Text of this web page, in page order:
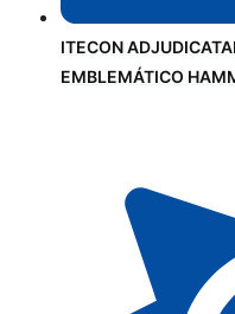
ITECON
EMBLEMÁTICO